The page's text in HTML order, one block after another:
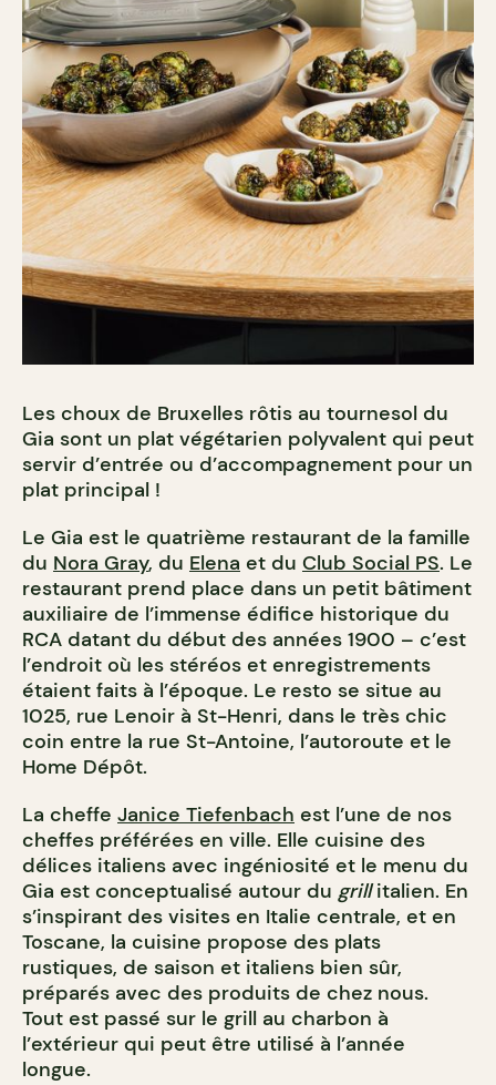
Les choux de Bruxelles rôtis au tournesol du
Gia sont un plat végétarien polyvalent qui peut
servir d’entrée ou d’accompagnement pour un
plat principal !
Le Gia est le quatrième restaurant de la famille
du Nora Gray, du Elena et du Club Social PS. Le
restaurant prend place dans un petit bâtiment
auxiliaire de l’immense édifice historique du
RCA datant du début des années 1900 – c’est
l’endroit où les stéréos et enregistrements
étaient faits à l’époque. Le resto se situe au
1025, rue Lenoir à St-Henri, dans le très chic
coin entre la rue St-Antoine, l’autoroute et le
Home Dépôt.
La cheffe Janice Tiefenbach est l’une de nos
cheffes préférées en ville. Elle cuisine des
délices italiens avec ingéniosité et le menu du
Gia est conceptualisé autour du grillitalien. En
s’inspirant des visites en Italie centrale, et en
Toscane, la cuisine propose des plats
rustiques, de saison et italiens bien sûr,
préparés avec des produits de chez nous.
Tout est passé sur le grill au charbon à
l’extérieur qui peut être utilisé à l’année
longue.